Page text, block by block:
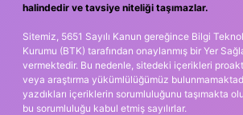
halindedir ve tavsiye niteliği taşımazlar.
Sitemiz, 5651 Sayılı Kanun gereğince Bilgi
Kurumu (BTK) tarafından onaylanmış bir Yer
vermektedir. Bu nedenle, sitedeki içerikleri
veya araştırma yükümlülüğümüz
yazdıkları içeriklerin sorumluluğunu taşımakta
bu sorumluluğu kabul etmiş sayılırlar.